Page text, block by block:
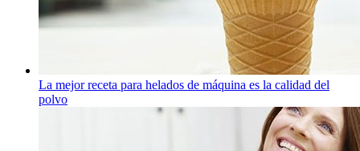
La mejor receta para helados de máquina es la calidad del
polvo